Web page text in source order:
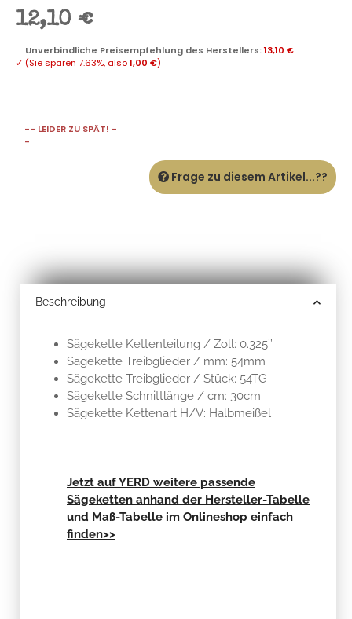
12,10 €
Unverbindliche Preisempfehlung des Herstellers:13,10 €
✓ (Sie sparen 7.63%, also1,00 €)
-- LEIDER ZU SPÄT! -
-
Frage zu diesem Artikel...??
Beschreibung
Sägekette Kettenteilung / Zoll: 0.325’’
Sägekette Treibglieder / mm: 54mm
Sägekette Treibglieder / Stück: 54TG
Sägekette Schnittlänge / cm: 30cm
Sägekette Kettenart H/V: Halbmeißel
Jetzt auf YERD weitere passende
Sägeketten anhand der Hersteller-Tabelle
und Maß-Tabelle im Onlineshop einfach
finden>>